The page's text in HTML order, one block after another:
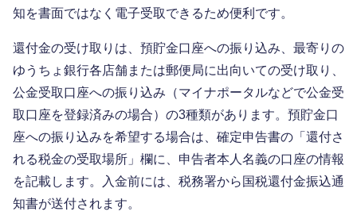
知を書面ではなく電子受取できるため便利です。
還付金の受け取りは、預貯金口座への振り込み、最寄りの
ゆうちょ銀行各店舗または郵便局に出向いての受け取り、
公金受取口座への振り込み（マイナポータルなどで公金受
取口座を登録済みの場合）の3種類があります。預貯金口
座への振り込みを希望する場合は、確定申告書の「還付さ
れる税金の受取場所」欄に、申告者本人名義の口座の情報
を記載します。入金前には、税務署から国税還付金振込通
知書が送付されます。